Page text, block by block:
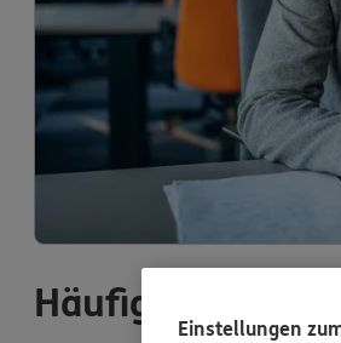
Häufige Fragen
Einstellungen